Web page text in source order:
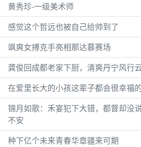
黄秀珍-一级美术师
感觉这个哲远也被自己给帅到了
飒爽女搏克手亮相那达慕赛场
龚俊回成都老家下厨，清爽丹宁风行
在爱里长大的小孩这辈子都会很幸福
锦月如歌：禾宴犯下大错，都督却没
不安
种下亿个未来青春华章疆来可期